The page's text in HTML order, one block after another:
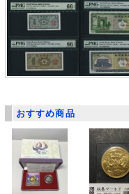
おすすめ商品